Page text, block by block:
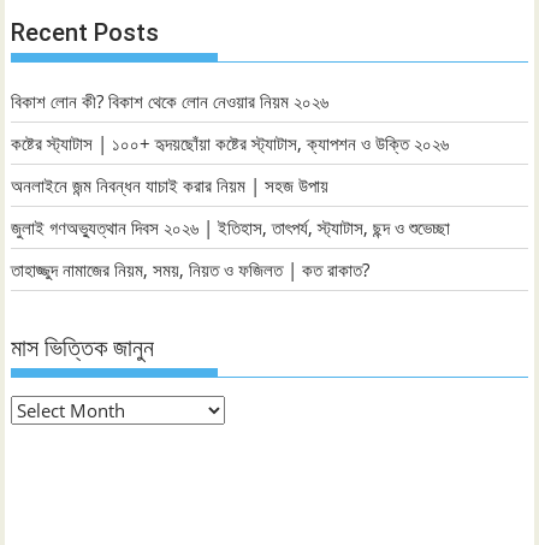
Recent Posts
বিকাশ লোন কী? বিকাশ থেকে লোন নেওয়ার নিয়ম ২০২৬
কষ্টের স্ট্যাটাস | ১০০+ হৃদয়ছোঁয়া কষ্টের স্ট্যাটাস, ক্যাপশন ও উক্তি ২০২৬
অনলাইনে জন্ম নিবন্ধন যাচাই করার নিয়ম | সহজ উপায়
জুলাই গণঅভ্যুত্থান দিবস ২০২৬ | ইতিহাস, তাৎপর্য, স্ট্যাটাস, ছন্দ ও শুভেচ্ছা
তাহাজ্জুদ নামাজের নিয়ম, সময়, নিয়ত ও ফজিলত | কত রাকাত?
মাস ভিত্তিক জানুন
মাস